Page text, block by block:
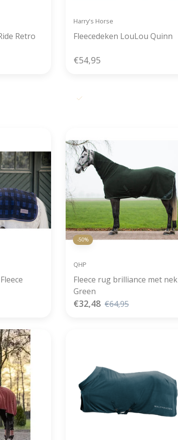
Retro
Harry's Horse
Fleecedeken LouLou Quinn
€54,95
-50%
QHP
Fleece rug brilliance met nek
Green
€32,48 €64,95